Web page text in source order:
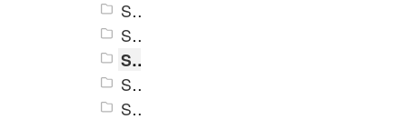
Safety Track 3365
Safety Track 3370
Safety Track 3375
Safety Track 3380
Safety Track 3385